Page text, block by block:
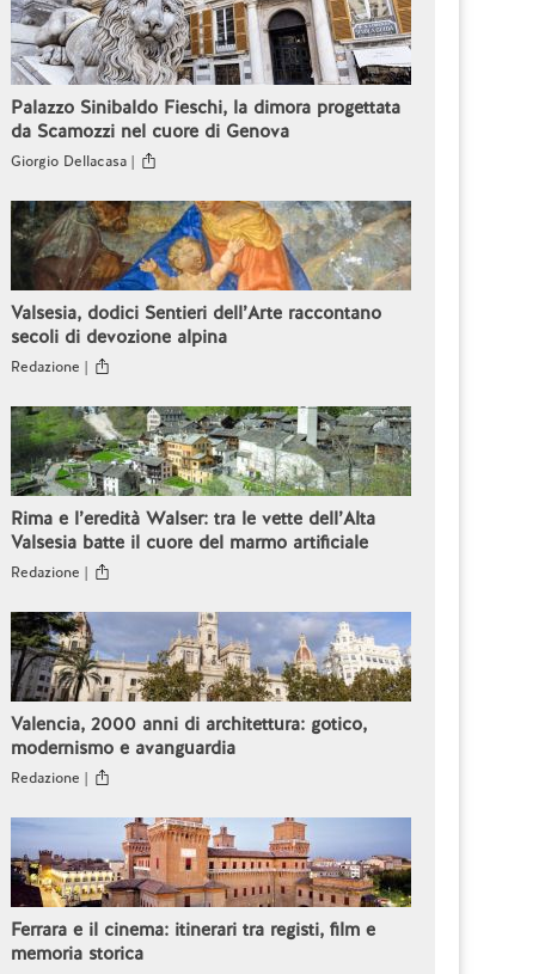
Palazzo Sinibaldo Fieschi, la dimora progettata
da Scamozzi nel cuore di Genova
Giorgio Dellacasa |
Valsesia, dodici Sentieri dell’Arte raccontano
secoli di devozione alpina
Redazione |
Rima e l’eredità Walser: tra le vette dell’Alta
Valsesia batte il cuore del marmo artificiale
Redazione |
Valencia, 2000 anni di architettura: gotico,
modernismo e avanguardia
Redazione |
Ferrara e il cinema: itinerari tra registi, film e
memoria storica